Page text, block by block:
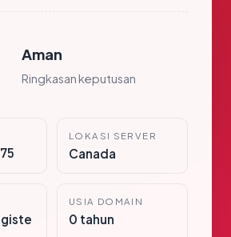
Aman
Ringkasan keputusan
LOKASI SERVER
Canada
USIA DOMAIN
0 tahun